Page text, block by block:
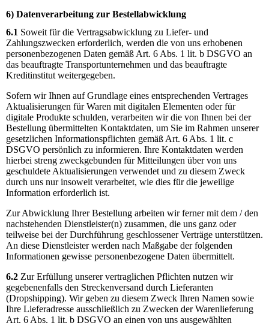
6) Datenverarbeitung zur Bestellabwicklung
6.1 Soweit für die Vertragsabwicklung zu Liefer- und
Zahlungszwecken erforderlich, werden die von uns erhobenen
personenbezogenen Daten gemäß Art. 6 Abs. 1 lit. b DSGVO an
das beauftragte Transportunternehmen und das beauftragte
Kreditinstitut weitergegeben.
Sofern wir Ihnen auf Grundlage eines entsprechenden Vertrages
Aktualisierungen für Waren mit digitalen Elementen oder für
digitale Produkte schulden, verarbeiten wir die von Ihnen bei der
Bestellung übermittelten Kontaktdaten, um Sie im Rahmen unserer
gesetzlichen Informationspflichten gemäß Art. 6 Abs. 1 lit. c
DSGVO persönlich zu informieren. Ihre Kontaktdaten werden
hierbei streng zweckgebunden für Mitteilungen über von uns
geschuldete Aktualisierungen verwendet und zu diesem Zweck
durch uns nur insoweit verarbeitet, wie dies für die jeweilige
Information erforderlich ist.
Zur Abwicklung Ihrer Bestellung arbeiten wir ferner mit dem / den
nachstehenden Dienstleister(n) zusammen, die uns ganz oder
teilweise bei der Durchführung geschlossener Verträge unterstützen.
An diese Dienstleister werden nach Maßgabe der folgenden
Informationen gewisse personenbezogene Daten übermittelt.
6.2 Zur Erfüllung unserer vertraglichen Pflichten nutzen wir
gegebenenfalls den Streckenversand durch Lieferanten
(Dropshipping). Wir geben zu diesem Zweck Ihren Namen sowie
Ihre Lieferadresse ausschließlich zu Zwecken der Warenlieferung
Art. 6 Abs. 1 lit. b DSGVO an einen von uns ausgewählten